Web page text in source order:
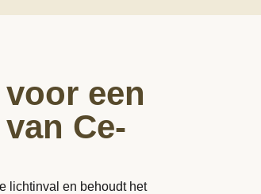
voor een
Ce-
lichtinval en behoudt het